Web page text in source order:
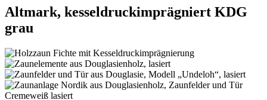
Altmark, kesseldruckimprägniert KDG
grau